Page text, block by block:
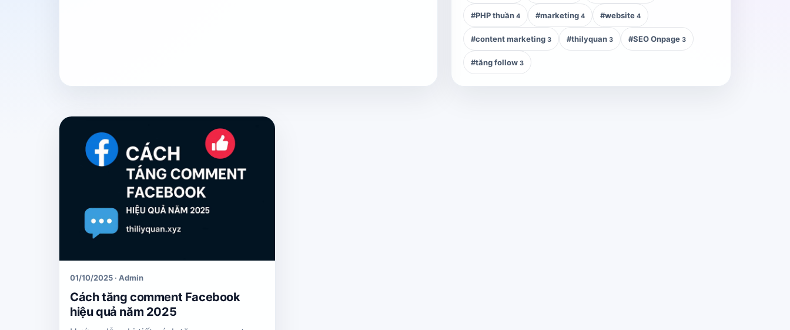
#PHP thuần4 #marketing4 #website4
#content marketing3 #thilyquan3 #SEO Onpage3
#tăng follow3
01/10/2025 · Admin
Cách tăng comment Facebook
hiệu quả năm 2025